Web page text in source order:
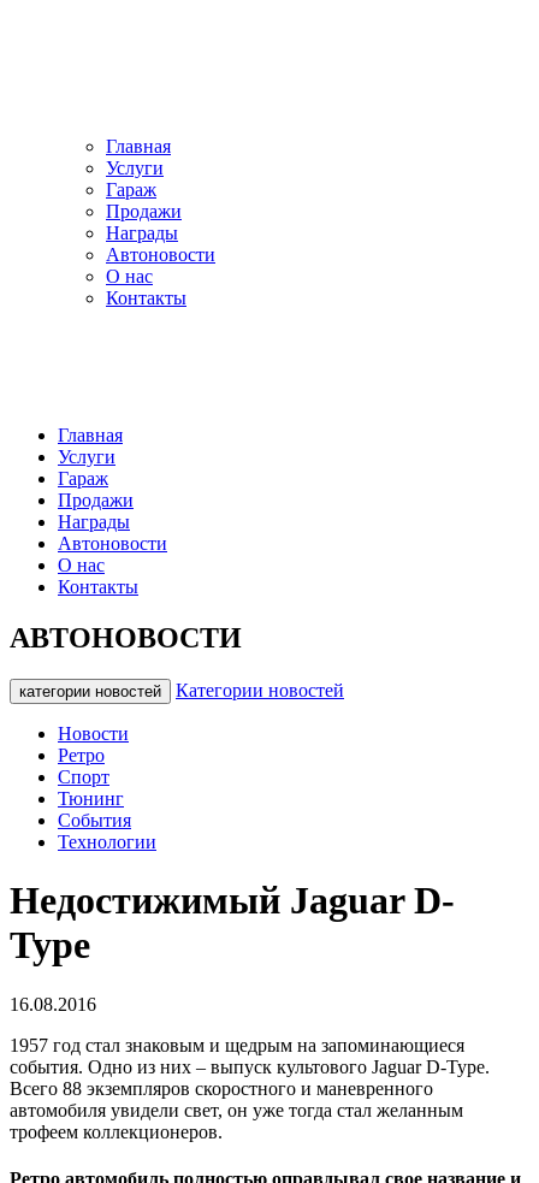
Главная
Услуги
Гараж
Продажи
Награды
Автоновости
О нас
Контакты
Главная
Услуги
Гараж
Продажи
Награды
Автоновости
О нас
Контакты
АВТОНОВОСТИ
категории новостей Категории новостей
Новости
Ретро
Спорт
Тюнинг
События
Технологии
Недостижимый Jaguar D-
Type
16.08.2016
1957 год стал знаковым и щедрым на запоминающиеся
события. Одно из них – выпуск культового Jaguar D-Type.
Всего 88 экземпляров скоростного и маневренного
автомобиля увидели свет, он уже тогда стал желанным
трофеем коллекционеров.
Ретро автомобиль полностью оправдывал свое название и